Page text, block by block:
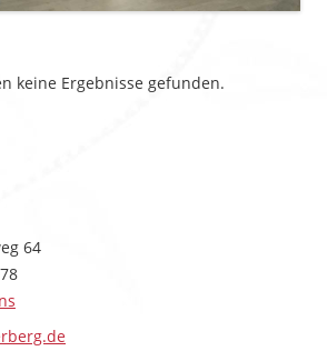
keine Ergebnisse gefunden.
64